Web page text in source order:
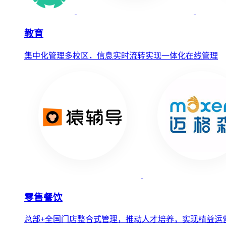
教育
集中化管理多校区，信息实时流转实现一体化在线管理
零售餐饮
总部+全国门店整合式管理，推动人才培养，实现精益运